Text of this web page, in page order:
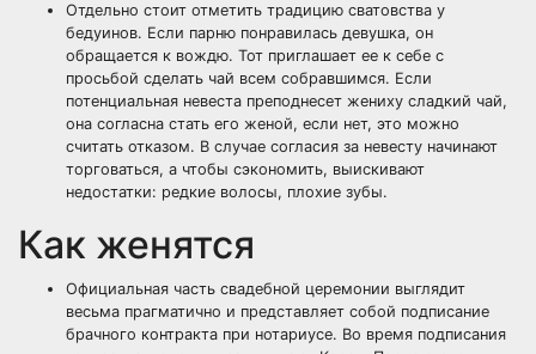
Отдельно стоит отметить традицию сватовства у
бедуинов. Если парню понравилась девушка, он
обращается к вождю. Тот приглашает ее к себе с
просьбой сделать чай всем собравшимся. Если
потенциальная невеста преподнесет жениху сладкий чай,
она согласна стать его женой, если нет, это можно
считать отказом. В случае согласия за невесту начинают
торговаться, а чтобы сэкономить, выискивают
недостатки: редкие волосы, плохие зубы.
Как женятся
Официальная часть свадебной церемонии выглядит
весьма прагматично и представляет собой подписание
брачного контракта при нотариусе. Во время подписания